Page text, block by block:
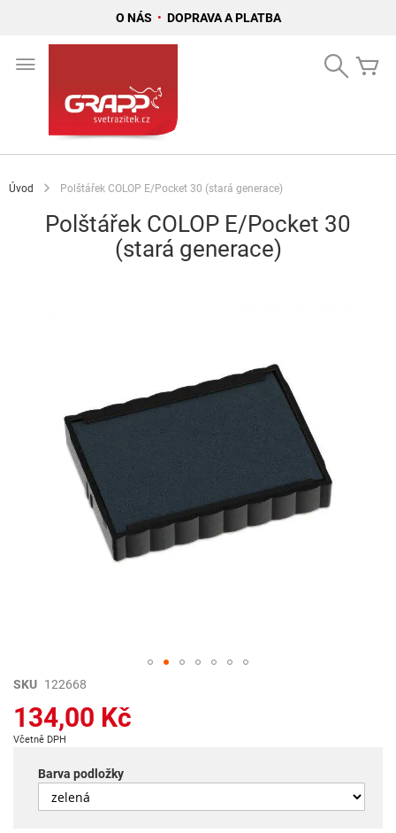
O NÁS • DOPRAVA A PLATBA
Search
Úvod Polštářek COLOP E/Pocket 30 (stará generace)
Polštářek COLOP E/Pocket 30
(stará generace)
Přeskočit
začátek
galerie
obrázky
SKU 122668
134,00 Kč
Včetně DPH
Barva podložky